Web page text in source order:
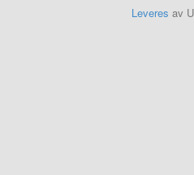
Leveres av